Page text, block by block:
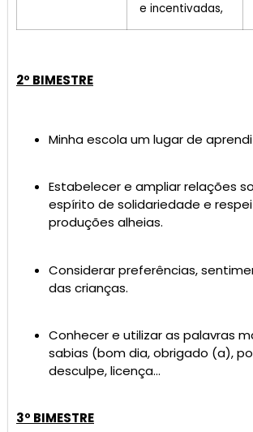
e incentivadas,
2º BIMESTRE
Minha escola um lugar de
Estabelecer e ampliar relações
espírito de solidariedade e
produções alheias.
Considerar preferências,
das crianças.
Conhecer e utilizar as palavras
sabias (bom dia, obrigado (a),
desculpe, licença…
3º BIMESTRE